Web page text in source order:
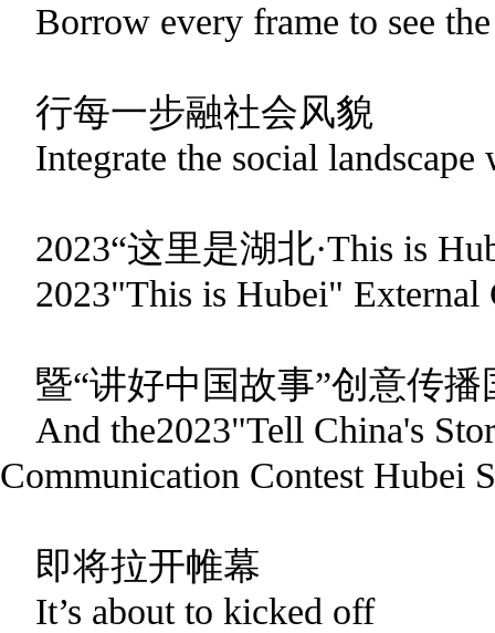
Borrow every frame to see
行每一步融社会风貌
Integrate the social landscape
2023“这里是湖北·This is
2023"This is Hubei"
暨“讲好中国故事”创意传
And the2023"Tell China's
Communication Contest Hubei
即将拉开帷幕
It’s about to kicked off